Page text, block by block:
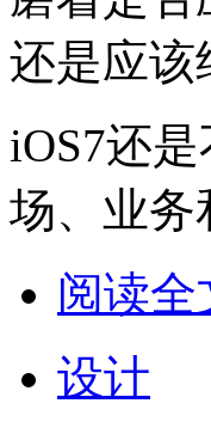
还是应该
iOS7还
场、业务
阅读全
设计